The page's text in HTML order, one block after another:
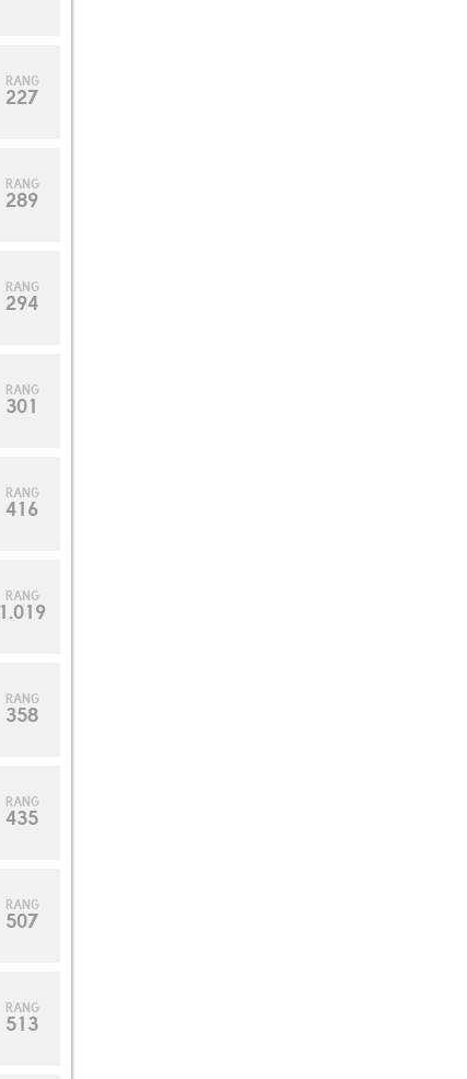
RANG
227
RANG
289
RANG
294
RANG
301
RANG
416
RANG
1.019
RANG
358
RANG
435
RANG
507
RANG
513